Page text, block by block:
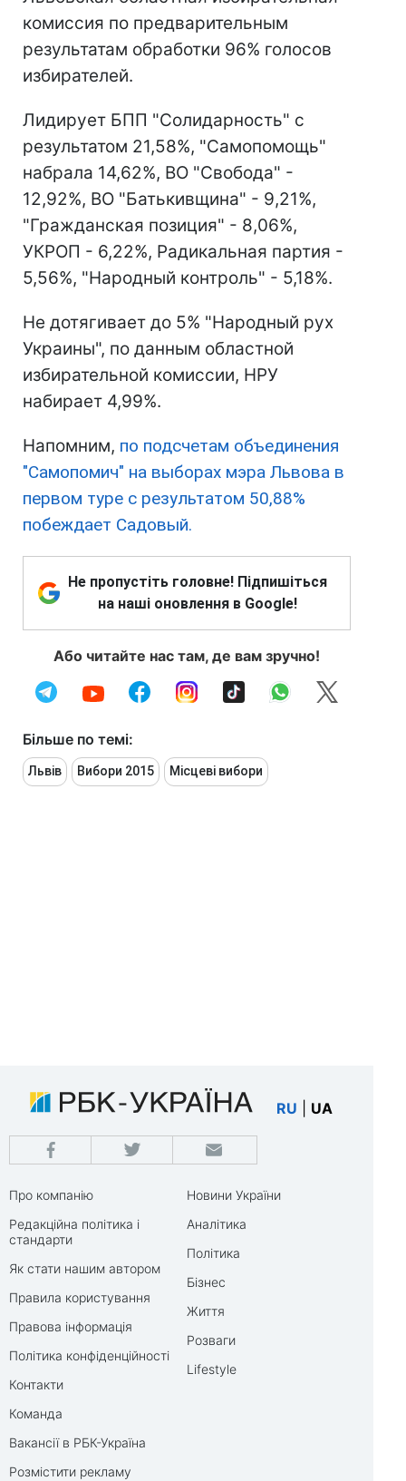
комиссия по предварительным
результатам обработки 96% голосов
избирателей.
Лидирует БПП "Солидарность" с
результатом 21,58%, "Самопомощь"
набрала 14,62%, ВО "Свобода" -
12,92%, ВО "Батькивщина" - 9,21%,
"Гражданская позиция" - 8,06%,
УКРОП - 6,22%, Радикальная партия -
5,56%, "Народный контроль" - 5,18%.
Не дотягивает до 5% "Народный рух
Украины", по данным областной
избирательной комиссии, НРУ
набирает 4,99%.
Напомним, по подсчетам объединения
"Самопомич" на выборах мэра Львова в
первом туре с результатом 50,88%
побеждает Садовый.
Не пропустіть головне! Підпишіться
на наші оновлення в Google!
Або читайте нас там, де вам зручно!
Більше по темі:
Львів Вибори 2015 Місцеві вибори
RU UA
Про компанію
Редакційна політика і
стандарти
Як стати нашим автором
Правила користування
Правова інформація
Політика конфіденційності
Контакти
Команда
Вакансії в РБК-Україна
Розмістити рекламу
Новини України
Аналітика
Політика
Бізнес
Життя
Розваги
Lifestyle